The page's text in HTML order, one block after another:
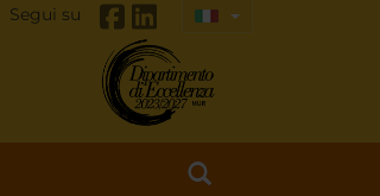
Segui su